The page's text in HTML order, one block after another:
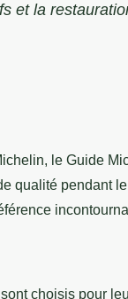
et la
le Guide
qualité pendant
choisis pour